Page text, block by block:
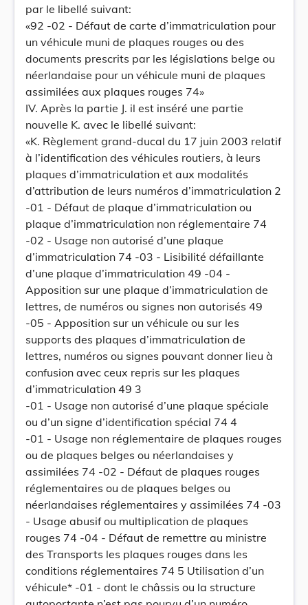
par le libellé suivant:
«92 -02 - Défaut de carte d’immatriculation pour
un véhicule muni de plaques rouges ou des
documents prescrits par les législations belge ou
néerlandaise pour un véhicule muni de plaques
assimilées aux plaques rouges 74»
IV. Après la partie J. il est inséré une partie
nouvelle K. avec le libellé suivant:
«K. Règlement grand-ducal du 17 juin 2003 relatif
à l’identification des véhicules routiers, à leurs
plaques d’immatriculation et aux modalités
d’attribution de leurs numéros d’immatriculation 2
-01 - Défaut de plaque d’immatriculation ou
plaque d’immatriculation non réglementaire 74
-02 - Usage non autorisé d’une plaque
d’immatriculation 74 -03 - Lisibilité défaillante
d’une plaque d’immatriculation 49 -04 -
Apposition sur une plaque d’immatriculation de
lettres, de numéros ou signes non autorisés 49
-05 - Apposition sur un véhicule ou sur les
supports des plaques d’immatriculation de
lettres, numéros ou signes pouvant donner lieu à
confusion avec ceux repris sur les plaques
d’immatriculation 49 3
-01 - Usage non autorisé d’une plaque spéciale
ou d’un signe d’identification spécial 74 4
-01 - Usage non réglementaire de plaques rouges
ou de plaques belges ou néerlandaises y
assimilées 74 -02 - Défaut de plaques rouges
réglementaires ou de plaques belges ou
néerlandaises réglementaires y assimilées 74 -03
- Usage abusif ou multiplication de plaques
rouges 74 -04 - Défaut de remettre au ministre
des Transports les plaques rouges dans les
conditions réglementaires 74 5 Utilisation d’un
véhicule* -01 - dont le châssis ou la structure